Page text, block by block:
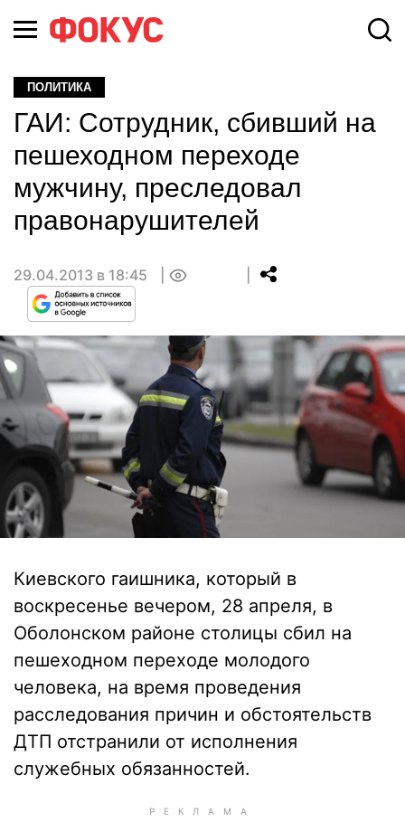
ПОЛИТИКА
ГАИ: Сотрудник, сбивший на
пешеходном переходе
мужчину, преследовал
правонарушителей
29.04.2013 в 18:45
Киевского гаишника, который в
воскресенье вечером, 28 апреля, в
Оболонском районе столицы сбил на
пешеходном переходе молодого
человека, на время проведения
расследования причин и обстоятельств
ДТП отстранили от исполнения
служебных обязанностей.